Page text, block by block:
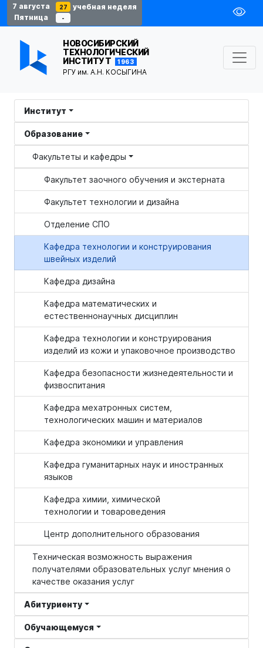
7 августа 27
учебная неделя
Пятница
-
НОВОСИБИРСКИЙ
ТЕХНОЛОГИЧЕСКИЙ
ИНСТИТУТ
1963
РГУ им. А.Н. КОСЫГИНА
Институт
Образование
Факультеты и кафедры
Факультет заочного обучения и экстерната
Факультет технологии и дизайна
Отделение СПО
Кафедра технологии и конструирования
швейных изделий
Кафедра дизайна
Кафедра математических и
естественнонаучных дисциплин
Кафедра технологии и конструирования
изделий из кожи и упаковочное производство
Кафедра безопасности жизнедеятельности и
физвоспитания
Кафедра мехатронных систем,
технологических машин и материалов
Кафедра экономики и управления
Кафедра гуманитарных наук и иностранных
языков
Кафедра химии, химической
технологии и товароведения
Центр дополнительного образования
Техническая возможность выражения
получателями образовательных услуг мнения о
качестве оказания услуг
Абитуриенту
Обучающемуся